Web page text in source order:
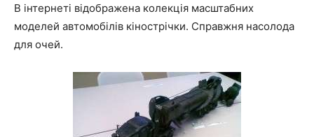
В інтернеті відображена колекція масштабних
моделей автомобілів кінострічки. Справжня насолода
для очей.